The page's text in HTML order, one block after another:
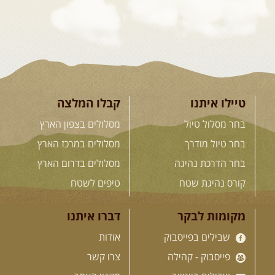
הקווקז הגבוה מחכה לכם: נתיבי שטח
מרהיבים, פסגות מושלגות, אירוח ...
[המשך]
23-29.09.2026 - סוכות – טיול
פתוח
בין רכס הקווקז הנמוך לגבוה, בין נהרות
שוצפים למעברי הרים ...[המשך]
טיילו איתנו
בחר מסלול טיול
בחר טיול מודרך
בחר הדרכת נהיגה
קורס נהיגת שטח
קבלו המלצה
מסלולים בצפון הארץ
מסלולים במרכז הארץ
מסלולים בדרום הארץ
טיפים לשטח
מקומות לבקר
שבילים בפייסבוק
פייסבוק - קהילה
דברו איתנו
אודות
צרו קשר